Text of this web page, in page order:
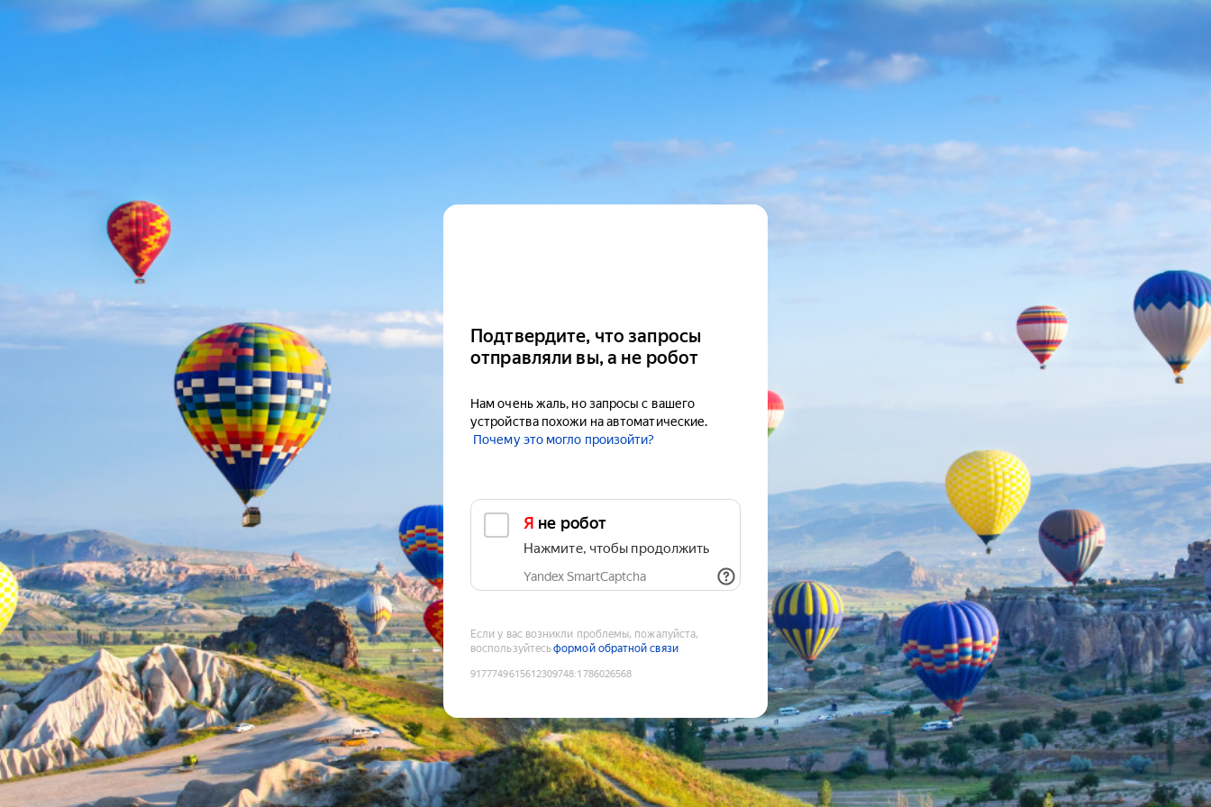
Подтвердите, что запросы
отправляли вы, а не робот
Нам очень жаль, но запросы с вашего
устройства похожи на автоматические.
Почему это могло произойти?
Я не робот
Нажмите, чтобы продолжить
Yandex SmartCaptcha
Если у вас возникли проблемы, пожалуйста,
воспользуйтесьформой обратной связи
9177749615612309748:1786026568